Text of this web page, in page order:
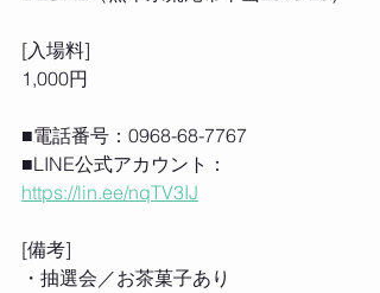
[入場料]
1,000円
■電話番号：0968-68-7767
■LINE公式アカウント：
https://lin.ee/nqTV3IJ
[備考]
・抽選会／お茶菓子あり